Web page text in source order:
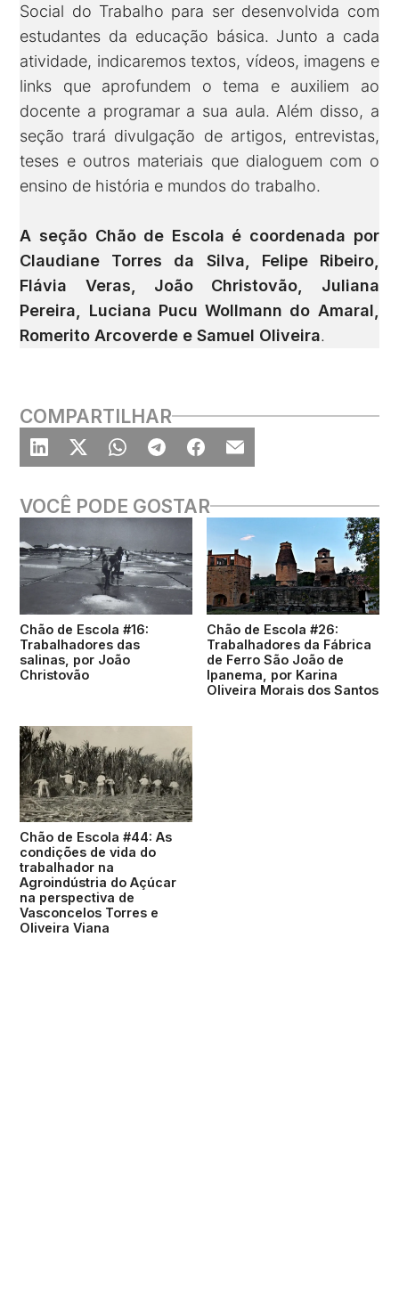
Social do Trabalho para ser desenvolvida com
estudantes da educação básica. Junto a cada
atividade, indicaremos textos, vídeos, imagens e
links que aprofundem o tema e auxiliem ao
docente a programar a sua aula. Além disso, a
seção trará divulgação de artigos, entrevistas,
teses e outros materiais que dialoguem com o
ensino de história e mundos do trabalho.
A seção Chão de Escola é coordenada por
Claudiane Torres da Silva, Felipe Ribeiro,
Flávia Veras, João Christovão, Juliana
Pereira, Luciana Pucu Wollmann do Amaral,
Romerito Arcoverde e Samuel Oliveira.
COMPARTILHAR
VOCÊ PODE GOSTAR
Chão de Escola #16:
Trabalhadores das
salinas, por João
Christovão
Chão de Escola #26:
Trabalhadores da Fábrica
de Ferro São João de
Ipanema, por Karina
Oliveira Morais dos Santos
Chão de Escola #44: As
condições de vida do
trabalhador na
Agroindústria do Açúcar
na perspectiva de
Vasconcelos Torres e
Oliveira Viana